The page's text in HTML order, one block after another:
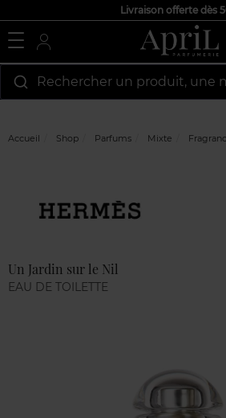
Livraison offerte dès
Rechercher un produit, une
Accueil Shop Parfums Mixte
Un Jardin sur le Nil
EAU DE TOILETTE